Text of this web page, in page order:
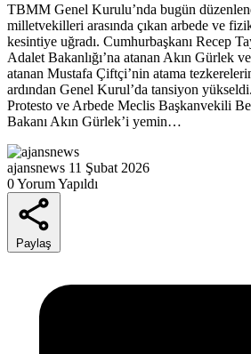
TBMM Genel Kurulu’nda bugün
milletvekilleri arasında çıkan arbede ve
kesintiye uğradı. Cumhurbaşkanı Recep
Adalet Bakanlığı’na atanan Akın Gürlek
atanan Mustafa Çiftçi’nin atama
ardından Genel Kurul’da tansiyon
Protesto ve Arbede Meclis Başkanvekili
Bakanı Akın Gürlek’i yemin…
ajansnews 11 Şubat 2026
0 Yorum Yapıldı
Paylaş